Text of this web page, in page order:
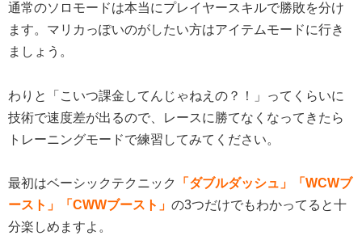
通常のソロモードは本当にプレイヤースキルで勝敗を分け
ます。マリカっぽいのがしたい方はアイテムモードに行き
ましょう。
わりと「こいつ課金してんじゃねえの？！」ってくらいに
技術で速度差が出るので、レースに勝てなくなってきたら
トレーニングモードで練習してみてください。
最初はベーシックテクニック
「ダブルダッシュ」「WCWブ
ースト」「CWWブースト」 の3つだけでもわかってると十
分楽しめますよ。